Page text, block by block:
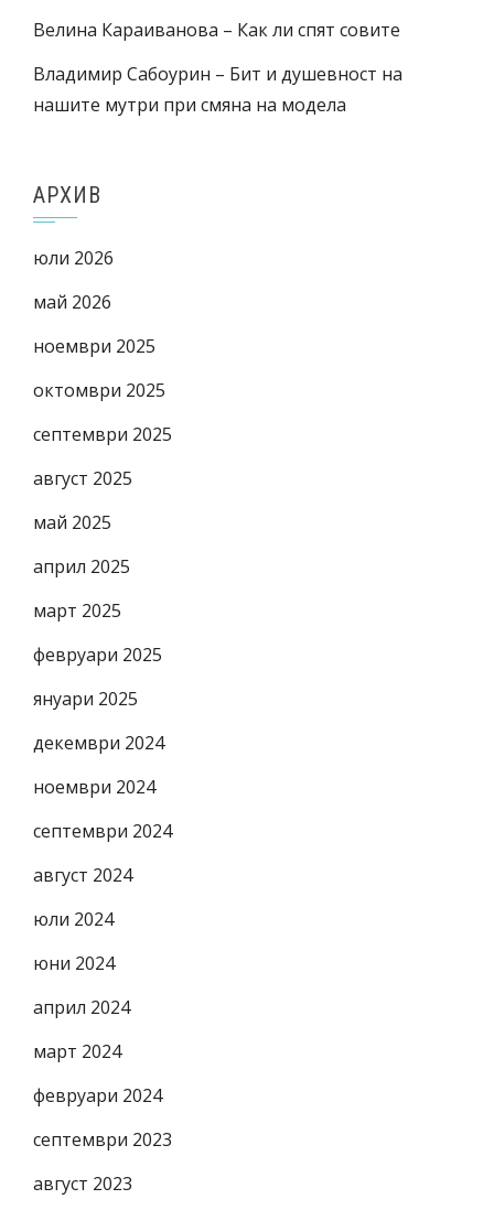
Велина Караиванова – Как ли спят совите
Владимир Сабоурин – Бит и душевност на
нашите мутри при смяна на модела
АРХИВ
юли 2026
май 2026
ноември 2025
октомври 2025
септември 2025
август 2025
май 2025
април 2025
март 2025
февруари 2025
януари 2025
декември 2024
ноември 2024
септември 2024
август 2024
юли 2024
юни 2024
април 2024
март 2024
февруари 2024
септември 2023
август 2023